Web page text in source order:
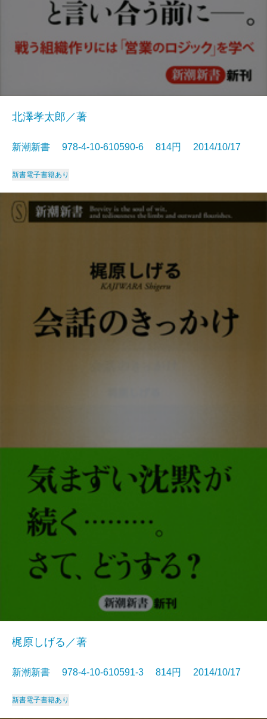
北澤孝太郎／著
新潮新書 978-4-10-610590-6 814円 2014/10/17
新書電子書籍あり
梶原しげる／著
新潮新書 978-4-10-610591-3 814円 2014/10/17
新書電子書籍あり